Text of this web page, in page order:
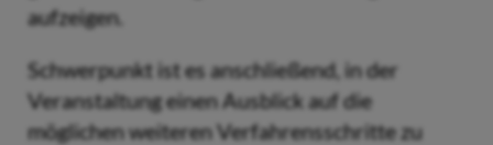
aufzeigen.
Schwerpunkt ist es anschließend, in der
Veranstaltung einen Ausblick auf die
möglichen weiteren Verfahrensschritte zu